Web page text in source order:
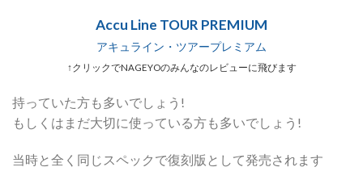
Accu Line TOUR PREMIUM
アキュライン・ツアープレミアム
↑クリックでNAGEYOのみんなのレビューに飛びます
持っていた方も多いでしょう!
もしくはまだ大切に使っている方も多いでしょう!
当時と全く同じスペックで復刻版として発売されます